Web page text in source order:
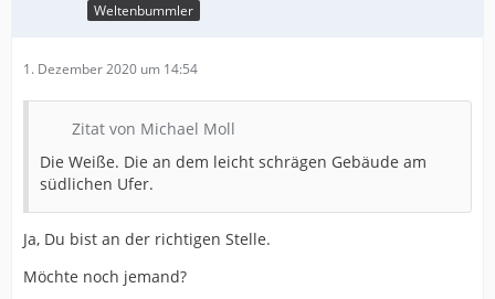
Weltenbummler
1. Dezember 2020 um 14:54
Zitat von Michael Moll
Die Weiße. Die an dem leicht schrägen Gebäude am
südlichen Ufer.
Ja, Du bist an der richtigen Stelle.
Möchte noch jemand?